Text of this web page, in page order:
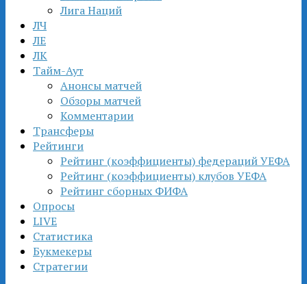
Лига Наций
ЛЧ
ЛЕ
ЛК
Тайм-Аут
Анонсы матчей
Обзоры матчей
Комментарии
Трансферы
Рейтинги
Рейтинг (коэффициенты) федераций УЕФА
Рейтинг (коэффициенты) клубов УЕФА
Рейтинг сборных ФИФА
Опросы
LIVE
Статистика
Букмекеры
Стратегии